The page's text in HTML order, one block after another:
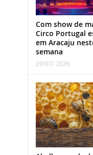
Com show de
Circo Portugal
em Aracaju
semana
29/07/ 2026